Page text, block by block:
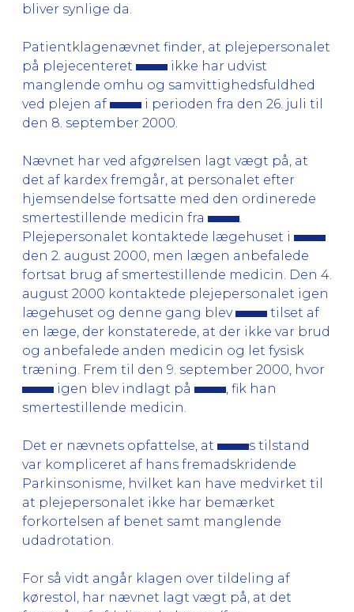
bliver synlige da.
Patientklagenævnet finder, at plejepersonalet
på plejecenteret
ikke har udvist
manglende omhu og samvittighedsfuldhed
ved plejen af
i perioden fra den 26. juli til
den 8. september 2000.
Nævnet har ved afgørelsen lagt vægt på, at
det af kardex fremgår, at personalet efter
hjemsendelse fortsatte med den ordinerede
smertestillende medicin fra
Plejepersonalet kontaktede lægehuset i
den 2. august 2000, men lægen anbefalede
fortsat brug af smertestillende medicin. Den 4.
august 2000 kontaktede plejepersonalet igen
lægehuset og denne gang blev
tilset af
en læge, der konstaterede, at der ikke var brud
og anbefalede anden medicin og let fysisk
træning. Frem til den 9. september 2000, hvor
igen blev indlagt på
, fik han
smertestillende medicin.
Det er nævnets opfattelse, at
s tilstand
var kompliceret af hans fremadskridende
Parkinsonisme, hvilket kan have medvirket til
at plejepersonalet ikke har bemærket
forkortelsen af benet samt manglende
udadrotation.
For så vidt angår klagen over tildeling af
kørestol, har nævnet lagt vægt på, at det